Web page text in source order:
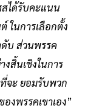
ได้รับคะแนน
ในการเลือกตั้ง
ดับ ส่วนพรรค
สิ้นเชิงในการ
จะ ยอมรับพวก
งพรรคเขาเอง”